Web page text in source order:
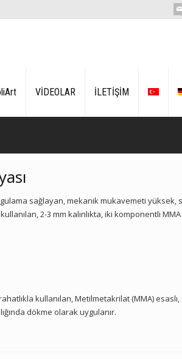
VİDEOLAR İLETİŞİM
sağlayan, mekanik mukavemeti yüksek,
2-3 mm kalınlıkta, iki komponentli MMA
kullanılan, Metilmetakrilat (MMA)
dökme olarak uygulanır.